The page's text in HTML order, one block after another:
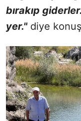
bırakıp
yer."diye